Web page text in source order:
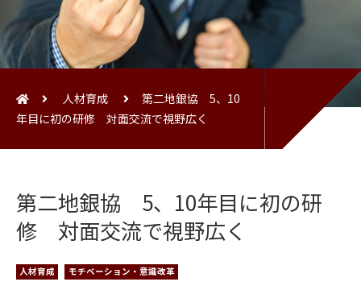
人材育成
第二地銀協 5、10
年目に初の研修 対面交流で視野広く
第二地銀協 5、10年目に初の研
修 対面交流で視野広く
人材育成 モチベーション・意識改革